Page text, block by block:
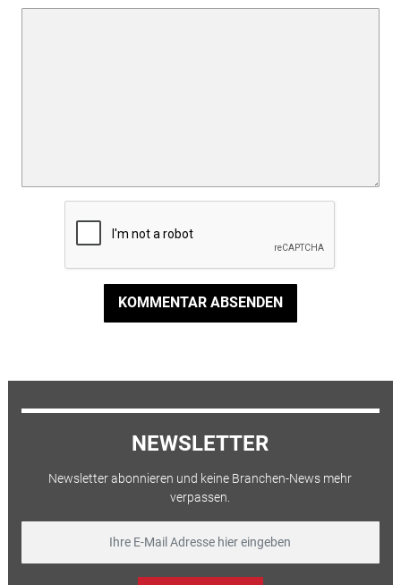
KOMMENTAR ABSENDEN
NEWSLETTER
Newsletter abonnieren und keine Branchen-News mehr
verpassen.